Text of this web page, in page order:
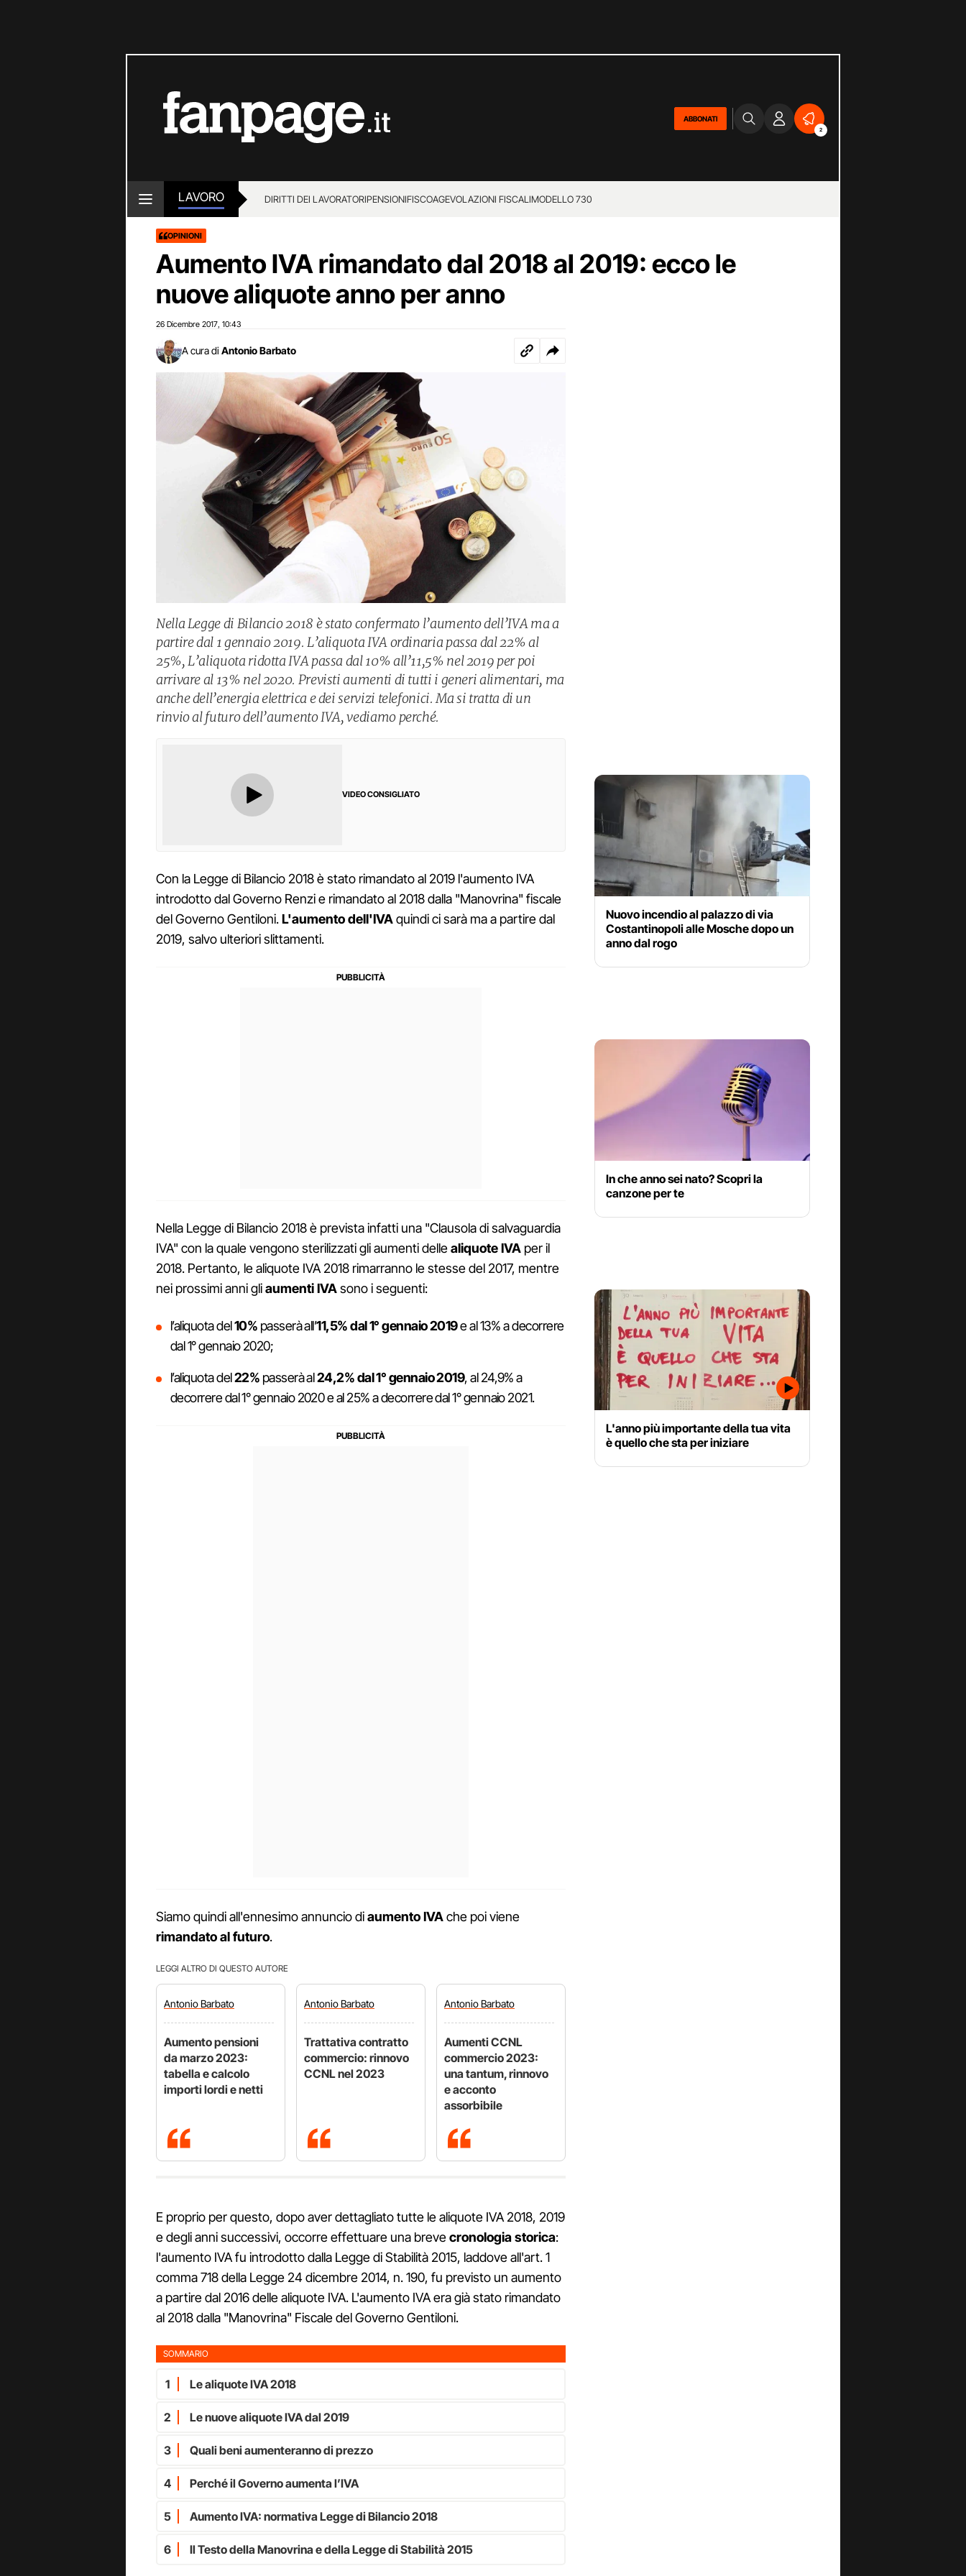
ABBONATI
2
LAVORO DIRITTI DEI LAVORATORIPENSIONIFISCOAGEVOLAZIONI FISCALIMODELLO 730
OPINIONI
Aumento IVA rimandato dal 2018 al 2019: ecco le
nuove aliquote anno per anno
26 Dicembre 2017 10:43
A cura di Antonio Barbato
Nella Legge di Bilancio 2018 è stato confermato l’aumento dell’IVA ma a
partire dal 1 gennaio 2019. L’aliquota IVA ordinaria passa dal 22% al
25%, L’aliquota ridotta IVA passa dal 10% all’11,5% nel 2019 per poi
arrivare al 13% nel 2020. Previsti aumenti di tutti i generi alimentari, ma
anche dell’energia elettrica e dei servizi telefonici. Ma si tratta di un
rinvio al futuro dell’aumento IVA, vediamo perché.
VIDEO CONSIGLIATO
Con la Legge di Bilancio 2018 è stato rimandato al 2019 l'aumento IVA
introdotto dal Governo Renzi e rimandato al 2018 dalla "Manovrina" fiscale
del Governo Gentiloni.L'aumento dell'IVAquindi ci sarà ma a partire dal
2019, salvo ulteriori slittamenti.
Nella Legge di Bilancio 2018 è prevista infatti una "Clausola di salvaguardia
IVA" con la quale vengono sterilizzati gli aumenti dellealiquote IVA per il
2018. Pertanto, le aliquote IVA 2018 rimarranno le stesse del 2017, mentre
nei prossimi anni gliaumenti IVAsono i seguenti:
l’aliquota del10% passerà all’11,5%dal 1° gennaio 2019e al 13% a decorrere
dal 1° gennaio 2020;
l’aliquota del22% passerà al24,2% dal 1° gennaio 2019, al 24,9% a
decorrere dal 1° gennaio 2020 e al 25% a decorrere dal 1° gennaio 2021.
Siamo quindi all'ennesimo annuncio diaumento IVAche poi viene
rimandato al futuro.
LEGGI ALTRO DI QUESTO AUTORE
AntonioBarbato
Aumento pensioni
da marzo 2023:
tabella e calcolo
importi lordi e netti
AntonioBarbato
Trattativa contratto
commercio: rinnovo
CCNL nel 2023
AntonioBarbato
Aumenti CCNL
commercio 2023:
una tantum, rinnovo
e acconto
assorbibile
E proprio per questo, dopo aver dettagliato tutte le aliquote IVA 2018, 2019
e degli anni successivi, occorre effettuare una brevecronologia storica:
l'aumento IVA fu introdotto dalla Legge di Stabilità 2015, laddove all'art. 1
comma 718 della Legge 24 dicembre 2014, n. 190, fu previsto un aumento
a partire dal 2016 delle aliquote IVA. L'aumento IVA era già stato rimandato
al 2018 dalla "Manovrina" Fiscale del Governo Gentiloni.
SOMMARIO
1 Le aliquote IVA 2018
2 Le nuove aliquote IVA dal 2019
3 Quali beni aumenteranno di prezzo
4 Perché il Governo aumenta l’IVA
5 Aumento IVA: normativa Legge di Bilancio 2018
6 Il Testo della Manovrina e della Legge di Stabilità 2015
Nuovo incendio al palazzo di via
Costantinopoli alle Mosche dopo un
anno dal rogo
In che anno sei nato? Scopri la
canzone per te
L'anno più importante della tua vita
è quello che sta per iniziare